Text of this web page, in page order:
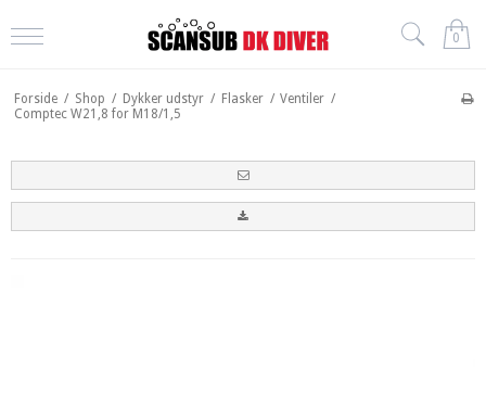
0
Forside / Shop / Dykker udstyr / Flasker / Ventiler /
Comptec W21,8 for M18/1,5